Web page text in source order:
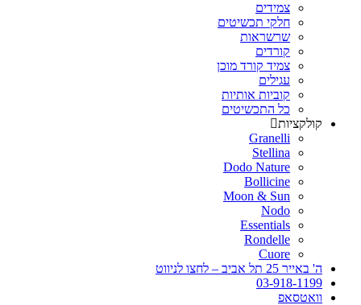
צמידים
חלקי תכשיטים
שרשראות
קורדים
צמיד קורד מוכן
עגילים
קוביות אותיות
כל התכשיטים
קולקציות
Granelli
Stellina
Dodo Nature
Bollicine
Moon & Sun
Nodo
Essentials
Rondelle
Cuore
ה' באייר 25 תל אביב – לחצו לניווט
03-918-1199
וואטסאפ